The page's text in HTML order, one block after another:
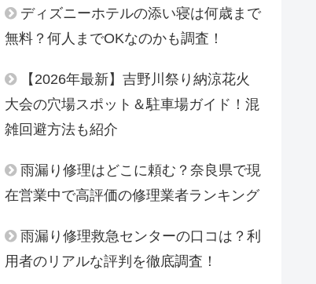
ディズニーホテルの添い寝は何歳まで
無料？何人までOKなのかも調査！
【2026年最新】吉野川祭り納涼花火
大会の穴場スポット＆駐車場ガイド！混
雑回避方法も紹介
雨漏り修理はどこに頼む？奈良県で現
在営業中で高評価の修理業者ランキング
雨漏り修理救急センターの口コは？利
用者のリアルな評判を徹底調査！